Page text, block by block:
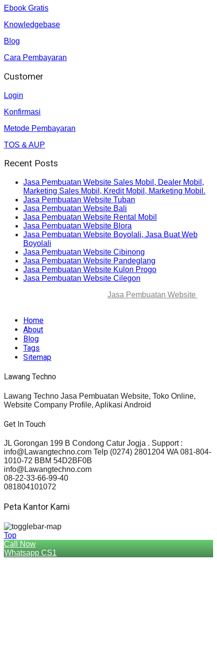
Ebook Gratis
Knowledgebase
Blog
Cara Pembayaran
Customer
Login
Konfirmasi
Metode Pembayaran
TOS & AUP
Recent Posts
Jasa Pembuatan Website Sales Mobil, Dealer Mobil,
Marketing Sales Mobil, Kredit Mobil, Marketing Mobil.
Jasa Pembuatan Website Tuban
Jasa Pembuatan Website Bali
Jasa Pembuatan Website Rental Mobil
Jasa Pembuatan Website Blora
Jasa Pembuatan Website Boyolali, Jasa Buat Web
Boyolali
Jasa Pembuatan Website Cibinong
Jasa Pembuatan Website Pandeglang
Jasa Pembuatan Website Kulon Progo
Jasa Pembuatan Website Cilegon
Jasa Pembuatan Website
Home
About
Blog
Tags
Sitemap
Lawang Techno
Lawang Techno Jasa Pembuatan Website, Toko Online,
Website Company Profile, Aplikasi Android
Get In Touch
JL Gorongan 199 B Condong Catur Jogja . Support :
info@Lawangtechno.com Telp (0274) 2801204 WA 081-804-
1010-72 BBM 54D2BF0B
info@Lawangtechno.com
08-22-33-66-99-40
081804101072
Peta Kantor Kami
Top
Call Now
Whatsapp CS1